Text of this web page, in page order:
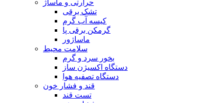
حرارتی و ماساژ
تشک برقی
کیسه آب گرم
گرمکن برقی پا
ماساژور
سلامت محیط
بخور سرد و گرم
دستگاه اکسیژن ساز
دستگاه تصفیه هوا
قند و فشار خون
تست قند